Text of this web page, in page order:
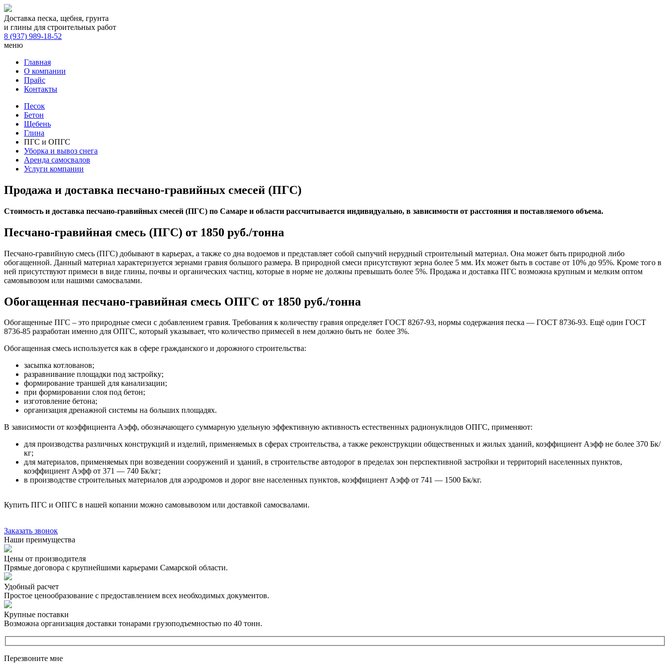
Доставка песка, щебня, грунта
и глины для строительных работ
8 (937) 989-18-52
меню
Главная
О компании
Прайс
Контакты
Песок
Бетон
Щебень
Глина
ПГС и ОПГС
Уборка и вывоз снега
Аренда самосвалов
Услуги компании
Продажа и доставка песчано-гравийных смесей (ПГС)
Стоимость и доставка песчано-гравийных смесей (ПГС) по Самаре и области рассчитывается индивидуально, в зависимости от расстояния и поставляемого объема.
Песчано-гравийная смесь (ПГС) от 1850 руб./тонна
Песчано-гравийную смесь (ПГС) добывают в карьерах, а также со дна водоемов и представляет собой сыпучий нерудный строительный материал. Она может быть природной либо
обогащенной. Данный материал характеризуется зернами гравия большого размера. В природной смеси присутствуют зерна более 5 мм. Их может быть в составе от 10% до 95%. Кроме того в
ней присутствуют примеси в виде глины, почвы и органических частиц, которые в норме не должны превышать более 5%. Продажа и доставка ПГС возможна крупным и мелким оптом
самовывозом или нашими самосвалами.
Обогащенная песчано-гравийная смесь ОПГС от 1850 руб./тонна
Обогащенные ПГС – это природные смеси с добавлением гравия. Требования к количеству гравия определяет ГОСТ 8267-93, нормы содержания песка — ГОСТ 8736-93. Ещё один ГОСТ
8736-85 разработан именно для ОПГС, который указывает, что количество примесей в нем должно быть не более 3%.
Обогащенная смесь используется как в сфере гражданского и дорожного строительства:
засыпка котлованов;
разравнивание площадки под застройку;
формирование траншей для канализации;
при формировании слоя под бетон;
изготовление бетона;
организация дренажной системы на больших площадях.
В зависимости от коэффициента Аэфф, обозначающего суммарную удельную эффективную активность естественных радионуклидов ОПГС, применяют:
для производства различных конструкций и изделий, применяемых в сферах строительства, а также реконструкции общественных и жилых зданий, коэффициент Аэфф не более 370 Бк/
кг;
для материалов, применяемых при возведении сооружений и зданий, в строительстве автодорог в пределах зон перспективной застройки и территорий населенных пунктов,
коэффициент Аэфф от 371 — 740 Бк/кг;
в производстве строительных материалов для аэродромов и дорог вне населенных пунктов, коэффициент Аэфф от 741 — 1500 Бк/кг.
Купить ПГС и ОПГС в нашей копании можно самовывозом или доставкой самосвалами.
Заказать звонок
Наши преимущества
Цены от производителя
Прямые договора с крупнейшими карьерами Самарской области.
Удобный расчет
Простое ценообразование с предоставлением всех необходимых документов.
Крупные поставки
Возможна организация доставки тонарами грузоподъемностью по 40 тонн.
Перезвоните мне